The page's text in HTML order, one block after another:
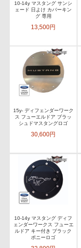
10-14y マスタング サンシ
ェード 日よけ カバーキン
グ 専用
13,500円
15y- ディフェンダーワーク
ス フューエルドア ブラッ
シュドマスタングロゴ
30,600円
10-14y マスタング ディフ
ェンダーワークス フューエ
ルドア キー付き ブラック
ポニーロゴ